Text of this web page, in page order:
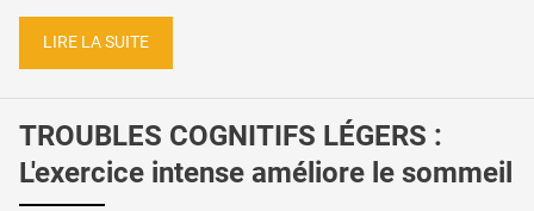
LIRE LA SUITE
TROUBLES COGNITIFS LÉGERS :
L'exercice intense améliore le sommeil